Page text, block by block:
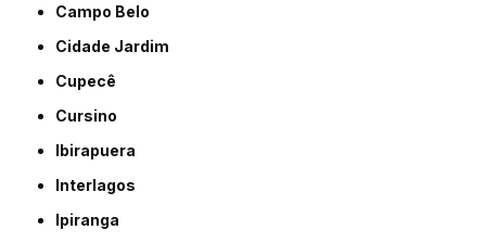
Campo Belo
Cidade Jardim
Cupecê
Cursino
Ibirapuera
Interlagos
Ipiranga